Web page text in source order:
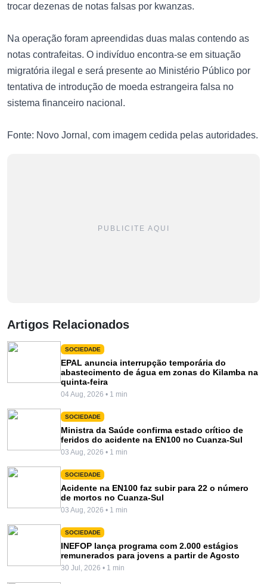
trocar dezenas de notas falsas por kwanzas.
Na operação foram apreendidas duas malas contendo as
notas contrafeitas. O indivíduo encontra-se em situação
migratória ilegal e será presente ao Ministério Público por
tentativa de introdução de moeda estrangeira falsa no
sistema financeiro nacional.
Fonte: Novo Jornal, com imagem cedida pelas autoridades.
PUBLICITE AQUI
Artigos Relacionados
SOCIEDADE
EPAL anuncia interrupção temporária do
abastecimento de água em zonas do Kilamba na
quinta-feira
04 Aug, 2026 • 1 min
SOCIEDADE
Ministra da Saúde confirma estado crítico de
feridos do acidente na EN100 no Cuanza-Sul
03 Aug, 2026 • 1 min
SOCIEDADE
Acidente na EN100 faz subir para 22 o número
de mortos no Cuanza-Sul
03 Aug, 2026 • 1 min
SOCIEDADE
INEFOP lança programa com 2.000 estágios
remunerados para jovens a partir de Agosto
30 Jul, 2026 • 1 min